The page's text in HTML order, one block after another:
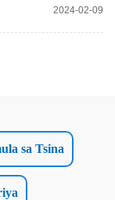
2024-02-09
sa Tsina